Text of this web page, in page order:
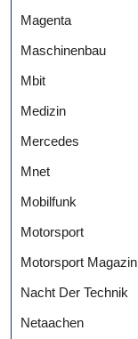
Magenta
Maschinenbau
Mbit
Medizin
Mercedes
Mnet
Mobilfunk
Motorsport
Motorsport Magazin
Nacht Der Technik
Netaachen